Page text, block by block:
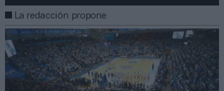
La redacción propone